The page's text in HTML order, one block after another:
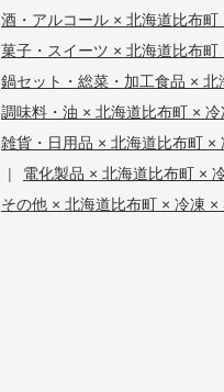
酒・アルコール × 北海道比布
菓子・スイーツ × 北海道比布
鍋セット・総菜・加工食品 ×
調味料・油 × 北海道比布町 ×
雑貨・日用品 × 北海道比布町 ×
|
電化製品 × 北海道比布町 ×
その他 × 北海道比布町 × 冷凍